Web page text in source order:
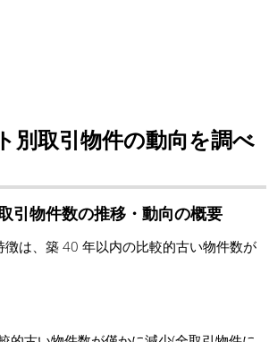
別取引物件の動向を調べ
引物件数の推移・動向の概要
は、築 40 年以内の比較的古い物件数が